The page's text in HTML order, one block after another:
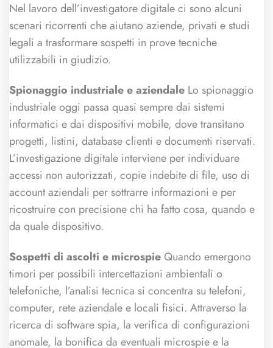
Nel lavoro dell’investigatore digitale ci sono alcuni
scenari ricorrenti che aiutano aziende, privati e studi
legali a trasformare sospetti in prove tecniche
utilizzabili in giudizio.
Spionaggio industriale e aziendale Lo spionaggio
industriale oggi passa quasi sempre dai sistemi
informatici e dai dispositivi mobile, dove transitano
progetti, listini, database clienti e documenti riservati.
L’investigazione digitale interviene per individuare
accessi non autorizzati, copie indebite di file, uso di
account aziendali per sottrarre informazioni e per
ricostruire con precisione chi ha fatto cosa, quando e
da quale dispositivo.
Sospetti di ascolti e microspie Quando emergono
timori per possibili intercettazioni ambientali o
telefoniche, l’analisi tecnica si concentra su telefoni,
computer, rete aziendale e locali fisici. Attraverso la
ricerca di software spia, la verifica di configurazioni
anomale, la bonifica da eventuali microspie e la